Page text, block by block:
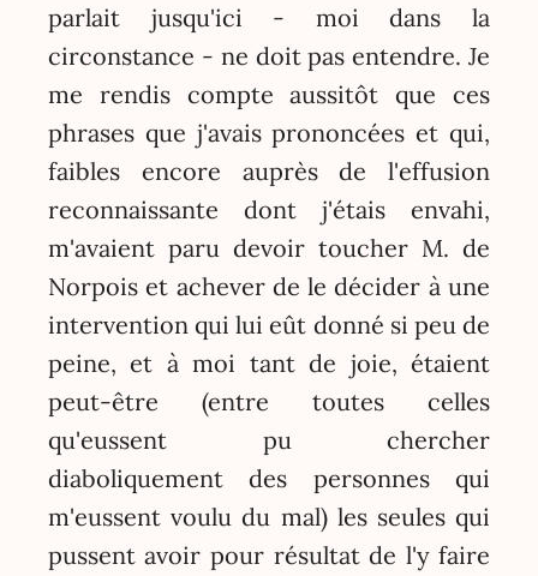
parlait jusqu'ici - moi dans la
circonstance - ne doit pas entendre. Je
me rendis compte aussitôt que ces
phrases que j'avais prononcées et qui,
faibles encore auprès de l'effusion
reconnaissante dont j'étais envahi,
m'avaient paru devoir toucher M. de
Norpois et achever de le décider à une
intervention qui lui eût donné si peu de
peine, et à moi tant de joie, étaient
peut-être (entre toutes celles
qu'eussent pu chercher
diaboliquement des personnes qui
m'eussent voulu du mal) les seules qui
pussent avoir pour résultat de l'y faire